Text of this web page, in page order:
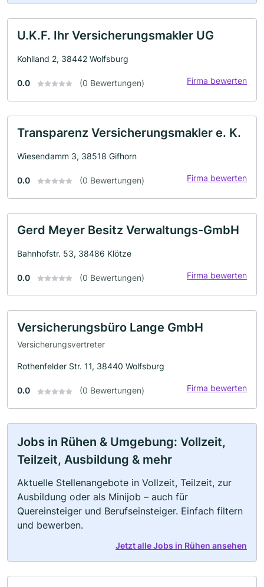
U.K.F. Ihr Versicherungsmakler UG
Kohlland 2, 38442 Wolfsburg
0.0 (0 Bewertungen) Firma bewerten
Transparenz Versicherungsmakler e. K.
Wiesendamm 3, 38518 Gifhorn
0.0 (0 Bewertungen) Firma bewerten
Gerd Meyer Besitz Verwaltungs-GmbH
Bahnhofstr. 53, 38486 Klötze
0.0 (0 Bewertungen) Firma bewerten
Versicherungsbüro Lange GmbH
Versicherungsvertreter
Rothenfelder Str. 11, 38440 Wolfsburg
0.0 (0 Bewertungen) Firma bewerten
Jobs in Rühen & Umgebung: Vollzeit,
Teilzeit, Ausbildung & mehr
Aktuelle Stellenangebote in Vollzeit, Teilzeit, zur
Ausbildung oder als Minijob – auch für
Quereinsteiger und Berufseinsteiger. Einfach filtern
und bewerben.
Jetzt alle Jobs in Rühen ansehen